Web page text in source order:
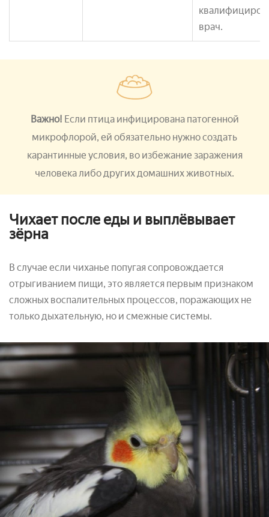
врач.
Важно! Если птица инфицирована патогенной
микрофлорой, ей обязательно нужно создать
карантинные условия, во избежание заражения
человека либо других домашних животных.
Чихает после еды и выплёвывает
зёрна
В случае если чиханье попугая сопровождается
отрыгиванием пищи, это является первым признаком
сложных воспалительных процессов, поражающих не
только дыхательную, но и смежные системы.